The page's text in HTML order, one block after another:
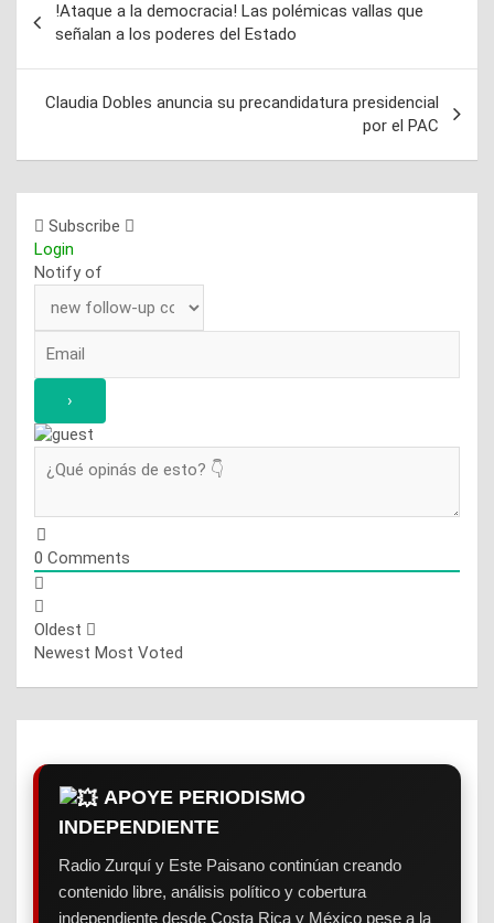
Navegación
de
entradas
!Ataque a la democracia! Las polémicas vallas que
señalan a los poderes del Estado
Claudia Dobles anuncia su precandidatura presidencial
por el PAC
Subscribe
Login
Notify of
0 Comments
Oldest
Newest Most Voted
APOYE PERIODISMO
INDEPENDIENTE
Radio Zurquí y Este Paisano continúan creando
contenido libre, análisis político y cobertura
independiente desde Costa Rica y México pese a la